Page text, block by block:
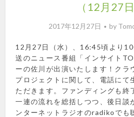
（12月27日
2017年12月27日 by
12月27日（水）、16:45頃より
送のニュース番組「インサイト
ーの佐川が出演いたします！クラ
プロジェクトに関して、電話にて
ただきます。ファンディングも終
一連の流れを総括しつつ、後日談
ンターネットラジオのradikoでも